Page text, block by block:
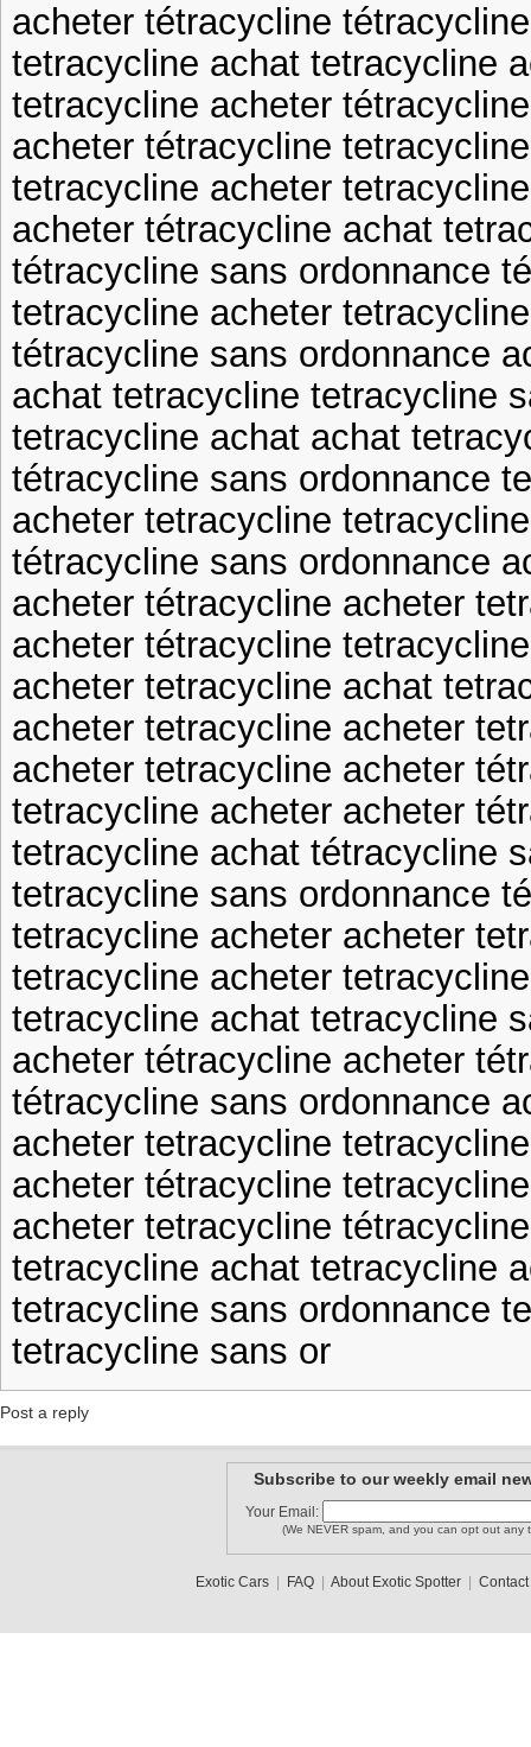
acheter tétracycline
tetracycline achat tetracycline
tetracycline acheter
acheter tétracycline
tetracycline acheter
acheter tétracycline achat
tétracycline sans ordonnance
tetracycline acheter
tétracycline sans ordonnance
achat tetracycline tetracycline
tetracycline achat achat
tétracycline sans ordonnance
acheter tetracycline
tétracycline sans ordonnance
acheter tétracycline acheter
acheter tétracycline
acheter tetracycline achat
acheter tetracycline acheter
acheter tetracycline acheter
tetracycline acheter acheter
tetracycline achat tétracycline
tetracycline sans ordonnance
tetracycline acheter acheter
tetracycline acheter
tetracycline achat tetracycline
acheter tétracycline acheter
tétracycline sans ordonnance
acheter tetracycline
acheter tétracycline
acheter tetracycline
tetracycline achat tetracycline
tetracycline sans ordonnance
tetracycline sans or
Post a reply
Subscribe to our weekly email
Your Email:
(We NEVER spam, and you can opt out any
Exotic Cars| FAQ| About Exotic Spotter| Contact